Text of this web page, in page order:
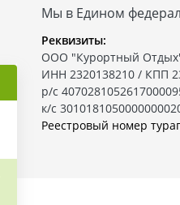
Мы в Едином
Реквизиты:
ООО "Курортный
ИНН 2320138210 / КПП
р/с
к/с
Реестровый номер